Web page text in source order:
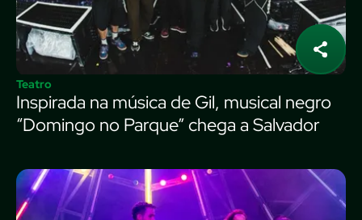
Teatro
Inspirada na música de Gil, musical negro
“Domingo no Parque” chega a Salvador